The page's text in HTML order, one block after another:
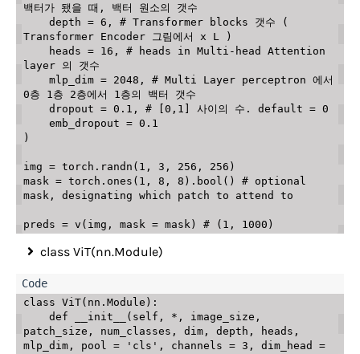
백터가 됐을 때, 백터 원소의 갯수
    depth
= 6 ,
# Transformer blocks 갯수 (
Transformer Encoder 그림에서 x L )
    heads
= 16 ,
# heads in Multi-head Attention
layer 의 갯수
    mlp_dim
= 2048 ,
# Multi Layer perceptron 에서
0층 1층 2층에서 1층의 백터 갯수
    dropout
= 0.1 ,
# [0,1] 사이의 수. default = 0
    emb_dropout
= 0.1
)
img = torch . randn ( 1 , 3 , 256 , 256 )
mask = torch . ones ( 1 , 8 , 8 ) . bool ( )
# optional
mask, designating which patch to attend to
preds = v ( img , mask = mask ) # (1, 1000)
class ViT(nn.Module)
class ViT( nn . Module ) :
def
__init__ ( self , * , image_size ,
patch_size , num_classes , dim , depth , heads ,
mlp_dim , pool = 'cls' , channels = 3 , dim_head =